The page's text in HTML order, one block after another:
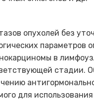
опухолей без
в
стадии.
для